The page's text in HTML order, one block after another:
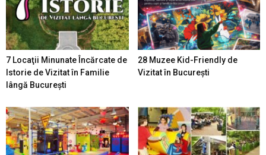
7 Locaţii Minunate Încărcate de
Istorie de Vizitat în Familie
lângă București
28 Muzee Kid-Friendly de
Vizitat în București